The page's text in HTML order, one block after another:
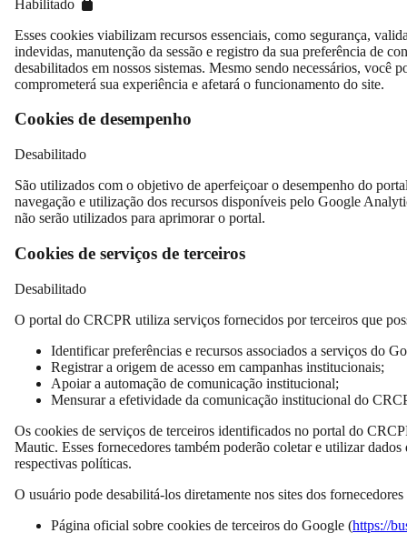
Habilitado
Esses cookies viabilizam recursos essenciais, como segurança,
indevidas, manutenção da sessão e registro da sua preferência de
desabilitados em nossos sistemas. Mesmo sendo necessários, você
comprometerá sua experiência e afetará o funcionamento do site.
Cookies de desempenho
Desabilitado
São utilizados com o objetivo de aperfeiçoar o desempenho do
navegação e utilização dos recursos disponíveis pelo Google
não serão utilizados para aprimorar o portal.
Cookies de serviços de terceiros
Desabilitado
O portal do CRCPR utiliza serviços fornecidos por terceiros que
Identificar preferências e recursos associados a serviços do
Registrar a origem de acesso em campanhas institucionais;
Apoiar a automação de comunicação institucional;
Mensurar a efetividade da comunicação institucional do
Os cookies de serviços de terceiros identificados no portal do
Mautic. Esses fornecedores também poderão coletar e utilizar
respectivas políticas.
O usuário pode desabilitá-los diretamente nos sites dos
Página oficial sobre cookies de terceiros do Google (https://